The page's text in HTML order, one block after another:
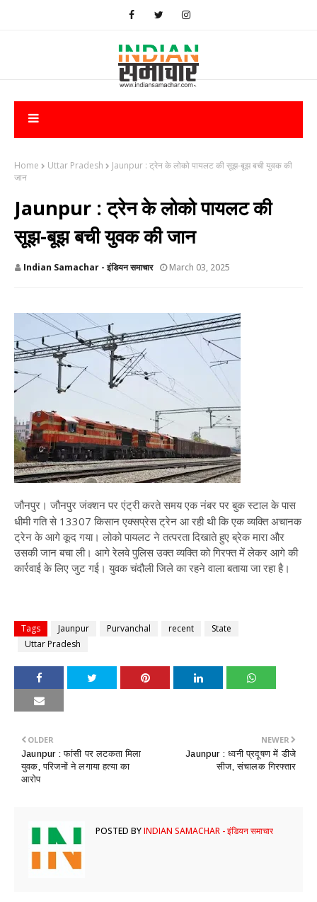
Home Uttar Pradesh
Jaunpur : ट्रेन के लोको पायलट की सूझ-बूझ बची युवक की
जान
Jaunpur : ट्रेन के लोको पायलट की
सूझ-बूझ बची युवक की जान
Indian Samachar - इंडियन समाचार March 03, 2025
जौनपुर। जौनपुर जंक्शन पर एंट्री करते समय एक नंबर पर बुक स्टाल के पास
धीमी गति से 13307 किसान एक्सप्रेस ट्रेन आ रही थी कि एक व्यक्ति अचानक
ट्रेन के आगे कूद गया। लोको पायलट ने तत्परता दिखाते हुए ब्रेक मारा और
उसकी जान बचा ली। आगे रेलवे पुलिस उक्त व्यक्ति को गिरफ्त में लेकर आगे की
कार्रवाई के लिए जुट गई। युवक चंदौली जिले का रहने वाला बताया जा रहा है।
Tags Jaunpur Purvanchal recent
State
Uttar Pradesh
NEWER
Jaunpur : ​ध्वनी प्रदूषण में डीजे
सीज, संचालक गिरफ्तार
OLDER
Jaunpur : फांसी पर लटकता मिला
युवक, परिजनों ने लगाया हत्या का
आरोप
POSTED BYINDIAN SAMACHAR - इंडियन समाचार